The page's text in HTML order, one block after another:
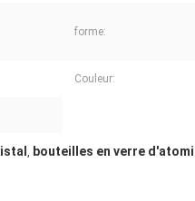
forme:
Couleur:
, bouteilles en verre